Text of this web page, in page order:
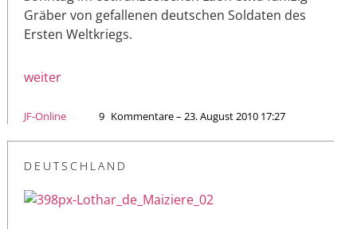
Gräber von gefallenen deutschen Soldaten des
Ersten Weltkriegs.
weiter
JF-Online 9 Kommentare – 23. August 2010 17:27
DEUTSCHLAND